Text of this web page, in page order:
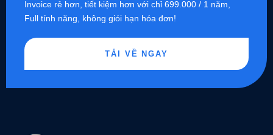
Invoice rẻ hơn, tiết kiệm hơn với chỉ 699.000 / 1 năm,
Full tính năng, không giói hạn hóa đơn!
TẢI VỀ NGAY